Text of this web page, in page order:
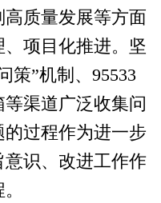
质量发展等方面
项目化推进。坚
策”机制、95533
渠道广泛收集问
过程作为进一步
识、改进工作作